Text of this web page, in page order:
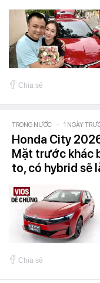
Chia sẻ
TRONG NƯỚC - 1 NGÀY
Honda City
Mặt trước khác
to, có hybrid sẽ
Chia sẻ